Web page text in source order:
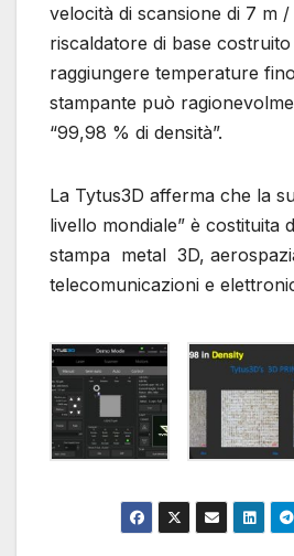
velocità di scansione di 7 m
riscaldatore di base
raggiungere temperature
stampante può
“99,98 % di densità”.
La Tytus3D afferma che la
livello mondiale” è costituita
stampa metal 3D,
telecomunicazioni e